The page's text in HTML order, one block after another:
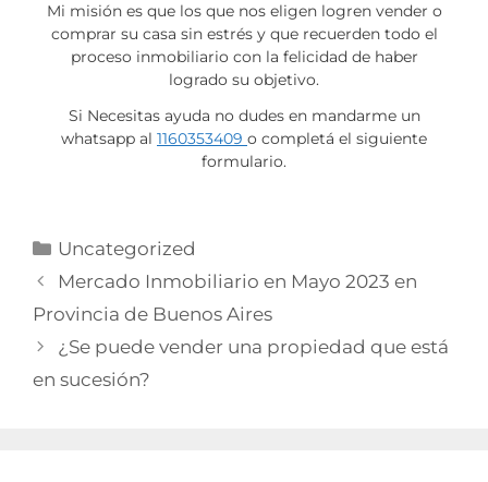
Mi misión es que los que nos eligen logren vender o
comprar su casa sin estrés y que recuerden todo el
proceso inmobiliario con la felicidad de haber
logrado su objetivo.
Si Necesitas ayuda no dudes en mandarme un
whatsapp al 1160353409 o completá el siguiente
formulario.
Uncategorized
Mercado Inmobiliario en Mayo 2023 en
Provincia de Buenos Aires
¿Se puede vender una propiedad que está
en sucesión?